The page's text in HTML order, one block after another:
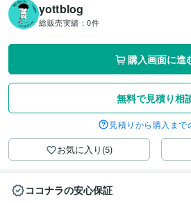
yottblog
総販売実績： 0件
購入画面に進
無料で見積り相
見積りから購入まで
お気に入り(5)
ココナラの安心保証